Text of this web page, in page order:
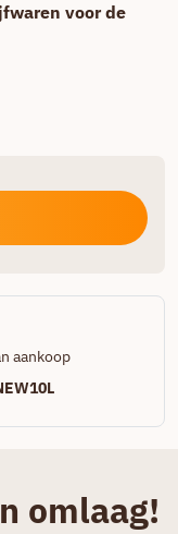
voor de
aankoop
omlaag!